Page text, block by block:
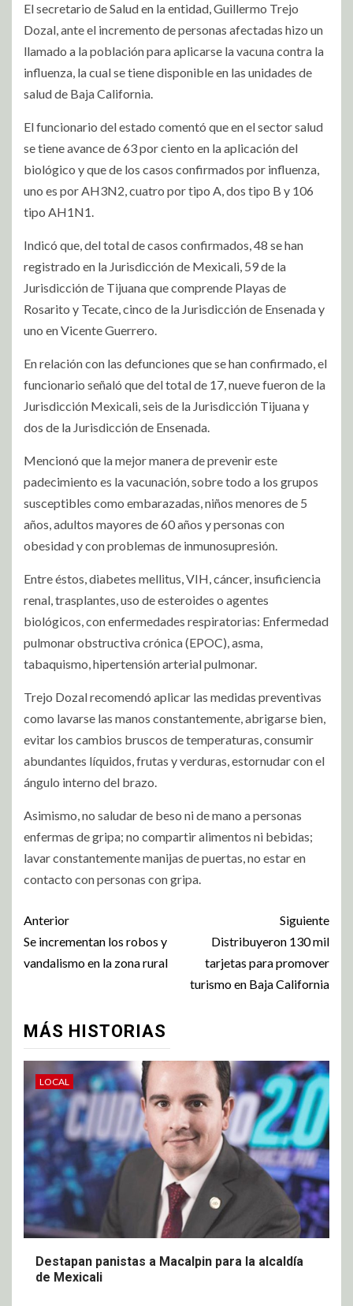
El secretario de Salud en la entidad, Guillermo Trejo
Dozal, ante el incremento de personas afectadas hizo un
llamado a la población para aplicarse la vacuna contra la
influenza, la cual se tiene disponible en las unidades de
salud de Baja California.
El funcionario del estado comentó que en el sector salud
se tiene avance de 63 por ciento en la aplicación del
biológico y que de los casos confirmados por influenza,
uno es por AH3N2, cuatro por tipo A, dos tipo B y 106
tipo AH1N1.
Indicó que, del total de casos confirmados, 48 se han
registrado en la Jurisdicción de Mexicali, 59 de la
Jurisdicción de Tijuana que comprende Playas de
Rosarito y Tecate, cinco de la Jurisdicción de Ensenada y
uno en Vicente Guerrero.
En relación con las defunciones que se han confirmado, el
funcionario señaló que del total de 17, nueve fueron de la
Jurisdicción Mexicali, seis de la Jurisdicción Tijuana y
dos de la Jurisdicción de Ensenada.
Mencionó que la mejor manera de prevenir este
padecimiento es la vacunación, sobre todo a los grupos
susceptibles como embarazadas, niños menores de 5
años, adultos mayores de 60 años y personas con
obesidad y con problemas de inmunosupresión.
Entre éstos, diabetes mellitus, VIH, cáncer, insuficiencia
renal, trasplantes, uso de esteroides o agentes
biológicos, con enfermedades respiratorias: Enfermedad
pulmonar obstructiva crónica (EPOC), asma,
tabaquismo, hipertensión arterial pulmonar.
Trejo Dozal recomendó aplicar las medidas preventivas
como lavarse las manos constantemente, abrigarse bien,
evitar los cambios bruscos de temperaturas, consumir
abundantes líquidos, frutas y verduras, estornudar con el
ángulo interno del brazo.
Asimismo, no saludar de beso ni de mano a personas
enfermas de gripa; no compartir alimentos ni bebidas;
lavar constantemente manijas de puertas, no estar en
contacto con personas con gripa.
Anterior
Se incrementan los robos y
vandalismo en la zona rural
Siguiente
Distribuyeron 130 mil
tarjetas para promover
turismo en Baja California
MÁS HISTORIAS
LOCAL
Destapan panistas a Macalpin para la alcaldía
de Mexicali